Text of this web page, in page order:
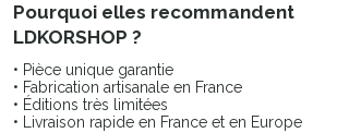
Pourquoi elles recommandent
LDKORSHOP ?
• Pièce unique garantie
• Fabrication artisanale en France
• Éditions très limitées
• Livraison rapide en France et en Europe